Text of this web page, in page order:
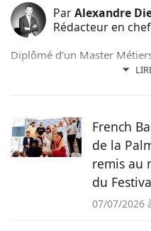
ParAlexandre
Rédacteur en chef
Diplômé d’un Master
un amoureux des chiens
vous émouvoir et vous
préférés.
French
de la
remis au
du
07/07/2026